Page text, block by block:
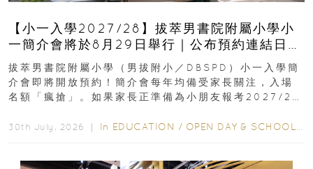
【小一入學2027/28】拔萃男書院附屬小學小
一簡介會將於8月29日舉行｜公布預約連結日期
｜更設有網上重溫
拔萃男書院附屬小學（男拔附小／DBSPD）小一入學簡
介會即將開放預約！簡介會每年均備受家長關注，入場
名額「瘋搶」。如果家長正準備為小朋友報考2027/28
30th July, 2026 ｜ In EDUCATION / OPEN DAY & SCHOOL EVENTS